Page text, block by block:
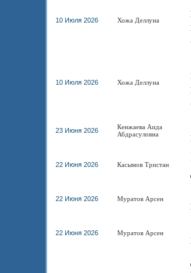
10 Июля 2026 Хожа Деллуна
10 Июля 2026 Хожа Деллуна
23 Июня 2026
Кенжаева Аида
Абдрасуловна
22 Июня 2026 Касымов Тристан
22 Июня 2026 Муратов Арсен
22 Июня 2026 Муратов Арсен